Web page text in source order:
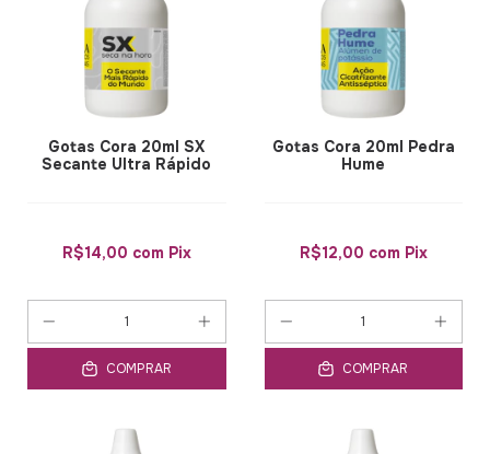
Gotas Cora 20ml SX
Secante Ultra Rápido
R$14,00 com Pix
COMPRAR
Gotas Cora 20ml Pedra
Hume
R$12,00 com Pix
COMPRAR